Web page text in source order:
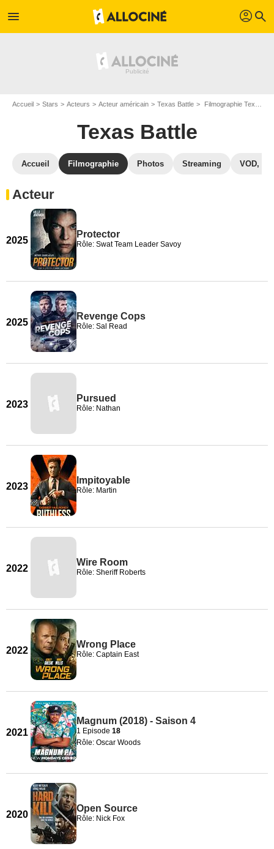
menu profil search
Accueil Stars Acteurs Acteur américain Texas Battle Filmographie Texas Battle
Texas Battle
Accueil Filmographie Photos Streaming VOD,
Acteur
2025
Protector
Rôle: Swat Team Leader Savoy
2025
Revenge Cops
Rôle: Sal Read
2023
Pursued
Rôle: Nathan
2023
Impitoyable
Rôle: Martin
2022
Wire Room
Rôle: Sheriff Roberts
2022
Wrong Place
Rôle: Captain East
2021
Magnum (2018) - Saison 4
1 Episode 18
Rôle: Oscar Woods
2020
Open Source
Rôle: Nick Fox